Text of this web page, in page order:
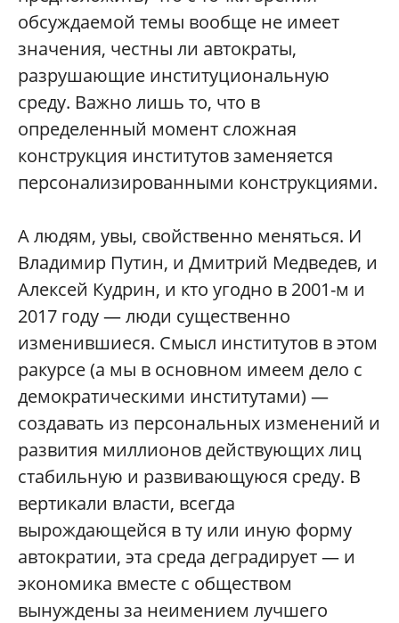
обсуждаемой темы вообще не имеет
значения, честны ли автократы,
разрушающие институциональную
среду. Важно лишь то, что в
определенный момент сложная
конструкция институтов заменяется
персонализированными конструкциями.
А людям, увы, свойственно меняться. И
Владимир Путин, и Дмитрий Медведев, и
Алексей Кудрин, и кто угодно в 2001-м и
2017 году — люди существенно
изменившиеся. Смысл институтов в этом
ракурсе (а мы в основном имеем дело с
демократическими институтами) —
создавать из персональных изменений и
развития миллионов действующих лиц
стабильную и развивающуюся среду. В
вертикали власти, всегда
вырождающейся в ту или иную форму
автократии, эта среда деградирует — и
экономика вместе с обществом
вынуждены за неимением лучшего